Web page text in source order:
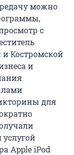
можно
с
и Костромской
и
для
Apple iPod